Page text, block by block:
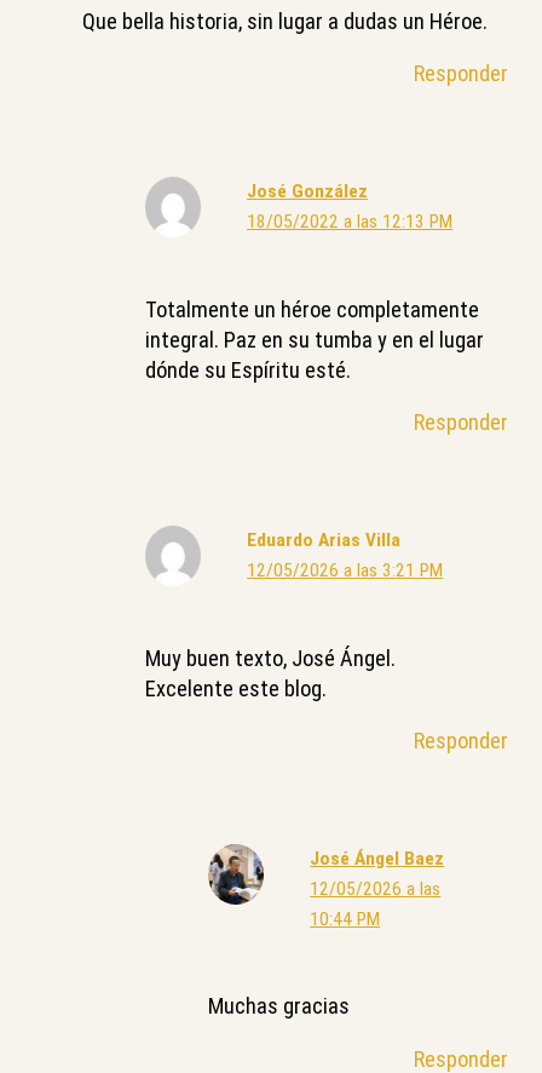
Que bella historia, sin lugar a dudas un Héroe.
Responder
José González
18/05/2022 a las 12:13 PM
Totalmente un héroe completamente
integral. Paz en su tumba y en el lugar
dónde su Espíritu esté.
Responder
Eduardo Arias Villa
12/05/2026 a las 3:21 PM
Muy buen texto, José Ángel.
Excelente este blog.
Responder
José Ángel Baez
12/05/2026 a las
10:44 PM
Muchas gracias
Responder